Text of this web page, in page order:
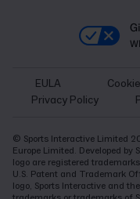
EULA
Privacy Policy
© Sports Interactive Limited
Europe Limited. Developed by
logo are registered
U.S. Patent and Trademark
logo, Sports Interactive and